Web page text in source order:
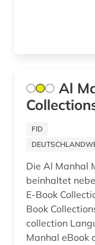
exegese (2)
festschrift (1)
fibel (1)
Al
FID
Die Al Manhal
beinhaltet
E-Book
Book
collection
Manhal eBook